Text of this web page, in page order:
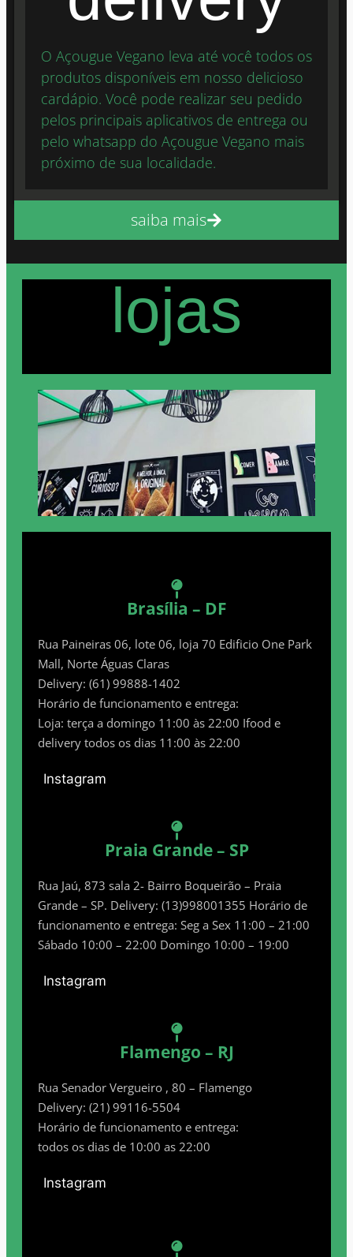
O Açougue Vegano leva até você todos os
produtos disponíveis em nosso delicioso
cardápio. Você pode realizar seu pedido
pelos principais aplicativos de entrega ou
pelo whatsapp do Açougue Vegano mais
próximo de sua localidade.
saiba mais
lojas
Brasília – DF
Rua Paineiras 06, lote 06, loja 70 Edificio One Park
Mall, Norte Águas Claras
Delivery: (61) 99888-1402
Horário de funcionamento e entrega:
Loja: terça a domingo 11:00 às 22:00 Ifood e
delivery todos os dias 11:00 às 22:00
Instagram
Praia Grande – SP
Rua Jaú, 873 sala 2- Bairro Boqueirão – Praia
Grande – SP. Delivery: (13)998001355 Horário de
funcionamento e entrega: Seg a Sex 11:00 – 21:00
Sábado 10:00 – 22:00 Domingo 10:00 – 19:00
Instagram
Flamengo – RJ
Rua Senador Vergueiro , 80 – Flamengo
Delivery: (21) 99116-5504
Horário de funcionamento e entrega:
todos os dias de 10:00 as 22:00
Instagram